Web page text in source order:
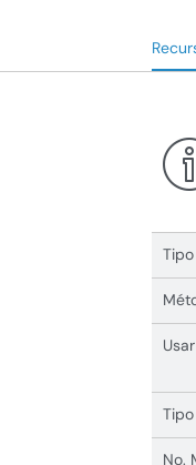
Usar
No.